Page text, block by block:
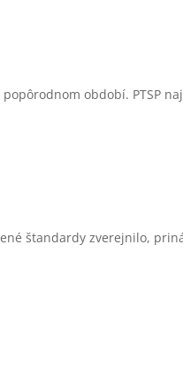
období. PTSP
štandardy zverejnilo,